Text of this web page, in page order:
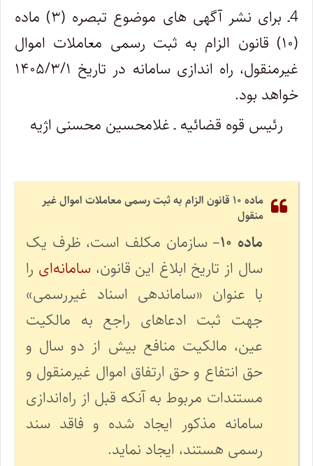
4ـ برای نشر آگهی های موضوع تبصره (۳) ماده
(۱۰) قانون الزام به ثبت رسمی معاملات اموال
غیرمنقول، راه اندازی سامانه در تاریخ ۱۴۰۵/۳/۱
خواهد بود.
رئیس قوه قضائیه ـ غلامحسین محسنی اژیه
ماده ۱۰ قانون الزام به ثبت رسمی معاملات اموال غیر
منقول
ماده ۱۰
– سازمان مکلف است، ظرف یک
سال از تاریخ ابلاغ این قانون،سامانه‌ای را
با عنوان «ساماندهی اسناد غیررسمی»
جهت ثبت ادعاهای راجع به مالکیت
عین، مالکیت منافع بیش از دو سال و
حق انتفاع و حق ارتفاق اموال غیرمنقول و
مستندات مربوط به آنکه قبل از راه‌اندازی
سامانه مذکور ایجاد شده و فاقد سند
رسمی هستند، ایجاد نماید.